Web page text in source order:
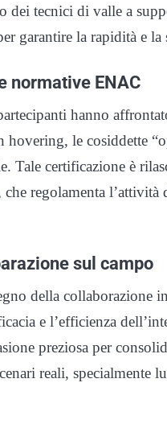
dei tecnici di valle a
garantire la rapidità e
normative ENAC
hanno
hovering, le cosiddette
Tale certificazione è
regolamenta
sul campo
della collaborazione
e l’efficienza
preziosa per
reali, specialmente